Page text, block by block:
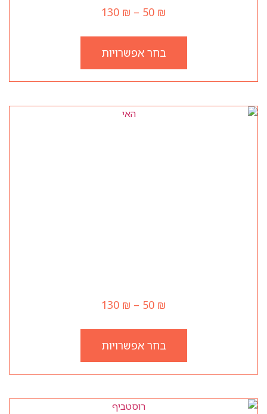
50 ₪
–
130 ₪
בחר אפשרויות
50 ₪
–
130 ₪
בחר אפשרויות